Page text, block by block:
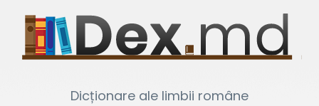
Dicționare ale limbii române